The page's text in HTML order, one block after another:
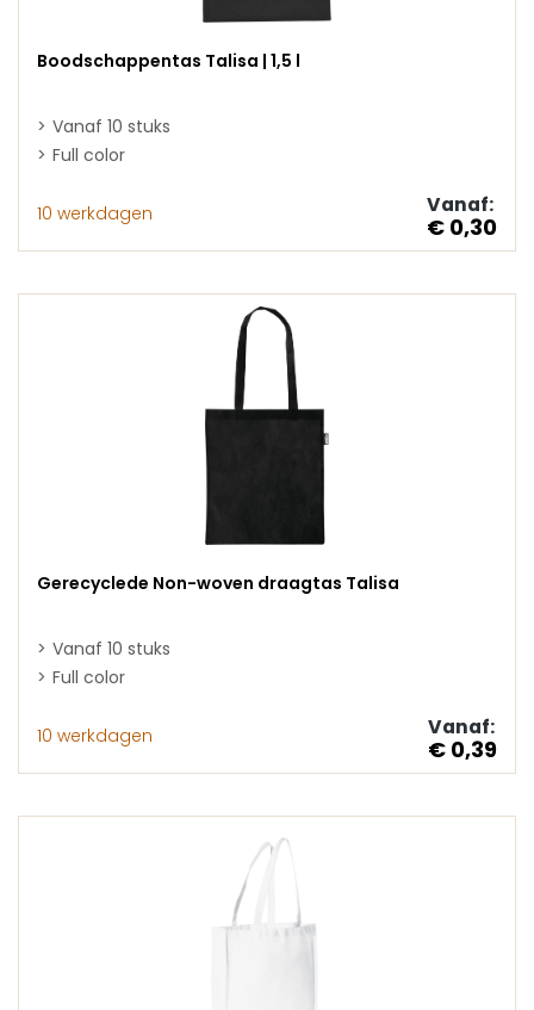
Boodschappentas Talisa | 1,5 l
Vanaf 10 stuks
Full color
10 werkdagen Vanaf:
€ 0,30
Gerecyclede Non-woven draagtas Talisa
Vanaf 10 stuks
Full color
10 werkdagen Vanaf:
€ 0,39